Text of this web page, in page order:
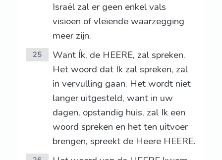
Israël zal er geen enkel vals
visioen of vleiende waarzegging
meer zijn.
25
Want Ík, de HEERE, zal spreken.
Het woord dat Ik zal spreken, zal
in vervulling gaan. Het wordt niet
langer uitgesteld, want in uw
dagen, opstandig huis, zal Ik een
woord spreken en het ten uitvoer
brengen, spreekt de Heere HEERE.